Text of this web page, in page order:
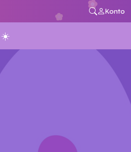
Konto
☀️